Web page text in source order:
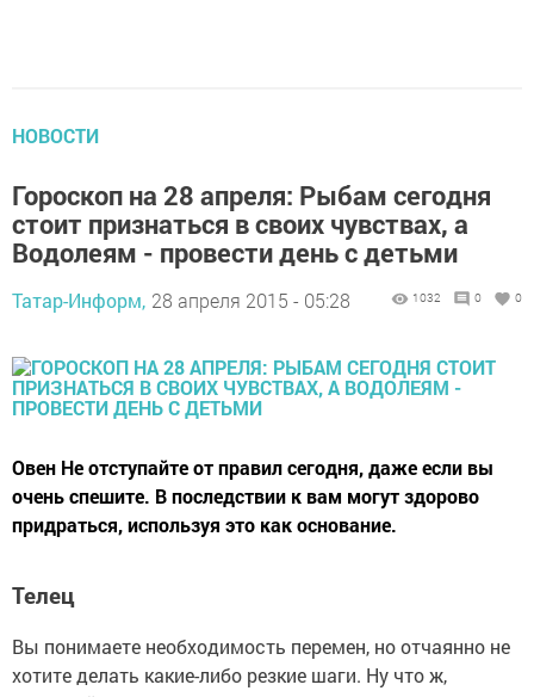
НОВОСТИ
Гороскоп на 28 апреля: Рыбам сегодня
стоит признаться в своих чувствах, а
Водолеям - провести день с детьми
Татар-Информ, 28 апреля 2015 - 05:28 1032 0 0
Овен Не отступайте от правил сегодня, даже если вы
очень спешите. В последствии к вам могут здорово
придраться, используя это как основание.
Телец
Вы понимаете необходимость перемен, но отчаянно не
хотите делать какие-либо резкие шаги. Ну что ж,